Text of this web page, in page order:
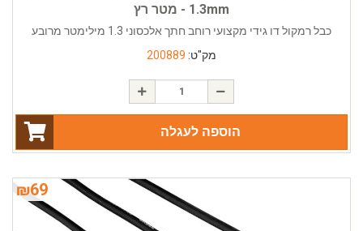
1.3mm - מטר רץ
כבל רמקול דו גידי מקצועי רוחב חתך אלכסוני 1.3 מילימטר מרובע
מק"ט: 200889
הוספה לעגלה
₪69